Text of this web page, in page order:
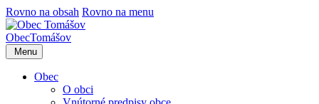
Rovno na obsah Rovno na menu
ObecTomášov
Menu
Obec
O obci